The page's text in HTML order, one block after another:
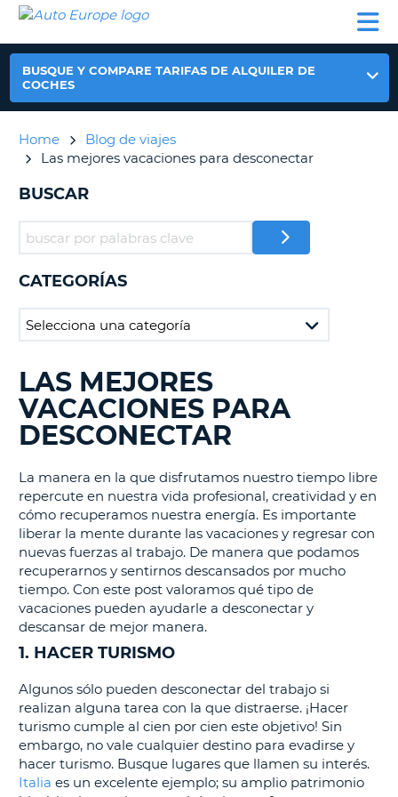
ALQUILER
COCHES
ALQUILER DE
AUTOCARAVANAS
AUTO
EUROPE
ALQUILER
COCHES
ALQUILER
DE
COLABORADORES
MI
ESPAÑA
BUSQUE Y COMPARE TARIFAS DE ALQUILER DE
COCHES
Home
Blog de viajes
Las mejores vacaciones para desconectar
BUSCAR
CATEGORÍAS
BUSCANDO......
LAS MEJORES
VACACIONES PARA
DESCONECTAR
La manera en la que disfrutamos nuestro tiempo libre
repercute en nuestra vida profesional, creatividad y en
cómo recuperamos nuestra energía. Es importante
liberar la mente durante las vacaciones y regresar con
nuevas fuerzas al trabajo. De manera que podamos
recuperarnos y sentirnos descansados por mucho
tiempo. Con este post valoramos qué tipo de
vacaciones pueden ayudarle a desconectar y
descansar de mejor manera.
1. HACER TURISMO
Algunos sólo pueden desconectar del trabajo si
realizan alguna tarea con la que distraerse. ¡Hacer
turismo cumple al cien por cien este objetivo! Sin
embargo, no vale cualquier destino para evadirse y
hacer turismo. Busque lugares que llamen su interés.
Italia es un excelente ejemplo; su amplio patrimonio